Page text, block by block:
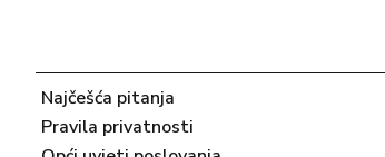
Najčešća pitanja
Pravila privatnosti